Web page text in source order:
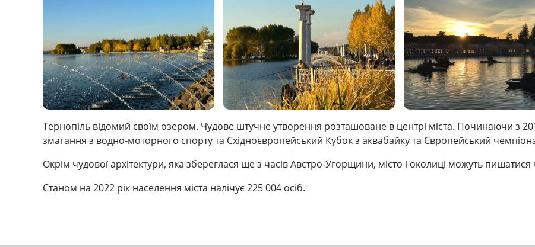
Тернопіль відомий своїм озером. Чудове штучне утворення розташоване в центрі міста. Починаючи з
змагання з водно-моторного спорту та Східноєвропейський Кубок з аквабайку та Європейський
Окрім чудової архітектури, яка збереглася ще з часів Австро-Угорщини, місто і околиці можуть
Станом на 2022 рік населення міста налічує 225 004 осіб.